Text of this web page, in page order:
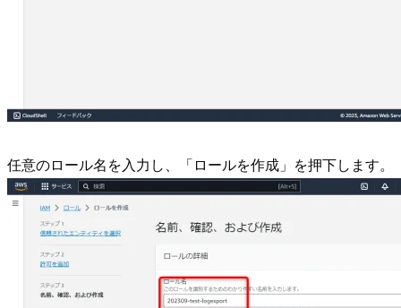
任意のロール名を入力し、「ロールを作成」を押下します。